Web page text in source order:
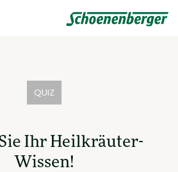
QUIZ
Ihr Heilkräuter-
Wissen!